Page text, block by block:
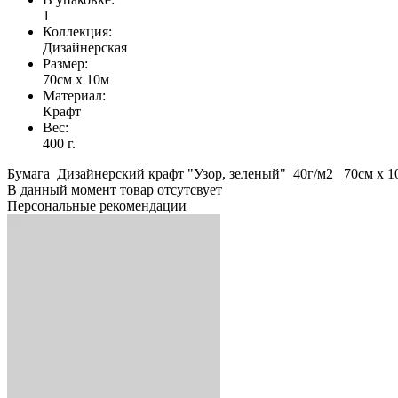
1
Коллекция:
Дизайнерская
Размер:
70см х 10м
Материал:
Крафт
Вес:
400 г.
Бумага Дизайнерский крафт "Узор, зеленый" 40г/м2 70см х
В данный момент товар отсутсвует
Персональные рекомендации